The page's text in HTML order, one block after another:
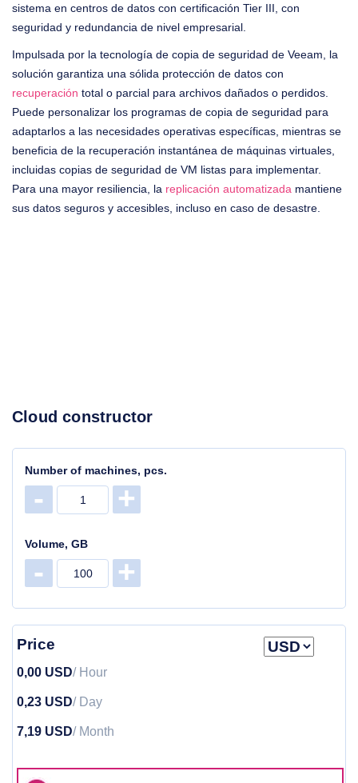
sistema en centros de datos con certificación Tier III, con
seguridad y redundancia de nivel empresarial.
Impulsada por la tecnología de copia de seguridad de Veeam, la
solución garantiza una sólida protección de datos con
recuperación total o parcial para archivos dañados o perdidos.
Puede personalizar los programas de copia de seguridad para
adaptarlos a las necesidades operativas específicas, mientras se
beneficia de la recuperación instantánea de máquinas virtuales,
incluidas copias de seguridad de VM listas para implementar.
Para una mayor resiliencia, la replicación automatizada mantiene
sus datos seguros y accesibles, incluso en caso de desastre.
Cloud constructor
Number of machines, pcs.
+
-
Volume, GB
+
-
Price
0,00 USD/ Hour
0,23 USD/ Day
7,19 USD/ Month